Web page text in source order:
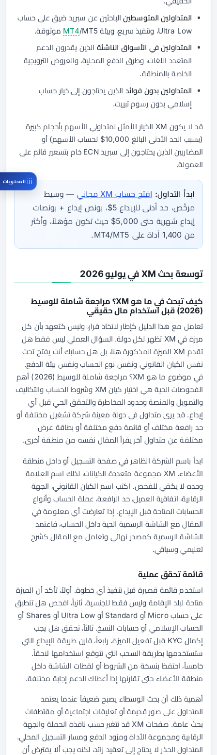
المتداولين المتوسطينالباحثين عن سبريد ضيق على حساب
Ultra Low، وتنفيذ سريع، وبيئة
MT4/MT5 موثوقة.
المتداولين في الأسواق الناشئة الذين يقدرون الدعم
المتعدد اللغات، وطرق الدفع المحلية، والعروض الترويجية
الخاصة بالمنطقة.
المتداولين بدون فوائد الذين يحتاجون إلى خيار حساب
إسلامي بدون رسوم تبييت.
قد لا يكون XM الخيار الأمثل لمتداولي الأسهم بأحجام كبيرة
(بسبب الحد الأدنى البالغ 10,000$ لحساب الأسهم) أو
المضاربين الذين يحتاجون إلى سبريد ECN خام بتسعير قائم على
العمولة.
ابدأ التداول: افتح حساب XM مجاني
— وسيط
مرخّص، حد أدنى للإيداع 5$، بونص إيداع + بونصات
إيداع شهرية حتى 5,000$ حيث تكون مؤهلاً، وأكثر
من 1,400 أداة على MT4/MT5.
توسعة بحث XM في يوليو 2026
كيف تبحث في ما هو XM؟ مراجعة شاملة للوسيط
(2026) قبل استخدام مال حقيقي
تعامل مع هذا الدليل كإطار لاتخاذ قرار، وليس كتعهد بأن كل
ميزة في XM تظهر لكل دولة. السؤال العملي ليس فقط هل
تقدم XM الميزة المذكورة هنا، بل هل حسابك أنت يفتح تحت
نفس الكيان القانوني ونفس نوع الحساب ونفس بيئة الدفع.
في موضوع ما هو XM؟ مراجعة شاملة للوسيط (2026) أهم
الفحوصات الحية هي اختيار كيان XM وشروط الحساب والتكاليف
والتمويل والمنصة وحدود المخاطرة والتحقق الحي قبل أي
إيداع. قد يرى متداول في دولة معينة شركة تشغيل مختلفة أو
حد رافعة مختلف أو قائمة دفع مختلفة أو بطاقة عرض
مختلفة عن متداول آخر يقرأ المقال نفسه من منطقة أخرى.
ابدأ باسم الشركة الظاهر في صفحة التسجيل أو داخل منطقة
الأعضاء. XM مجموعة متعددة الكيانات، لذلك اسم العلامة
وحده لا يكفي للفحص. اكتب اسم الكيان القانوني، الجهة
الرقابية، اتفاقية العميل، حد الرافعة، عملة الحساب وأنواع
الحسابات المتاحة قبل الإيداع. إذا تعارضت أي معلومة في
المقال مع الشاشة الرسمية الحية داخل الحساب، فاعتمد
الشاشة الرسمية كمصدر نهائي وتعامل مع المقال كشرح
تعليمي وسياقي.
قائمة تحقق عملية
استخدم قائمة قصيرة قبل تنفيذ أي خطوة. أولاً، تأكد أن الميزة
متاحة لبلد الإقامة وليس فقط للجنسية. ثانياً، افحص هل تنطبق
على حساب Micro أو Standard أو Ultra Low أو Shares أو
الحساب الإسلامي أو حسابات النسخ. ثالثاً، تحقق هل يجب
إكمال KYC قبل تفعيل الميزة. رابعاً، قارن طريقة الإيداع التي
ستستخدمها بطريقة السحب التي تتوقع استخدامها لاحقاً.
خامساً، احتفظ بنسخة من الشروط أو لقطات الشاشة داخل
منطقة الأعضاء حتى تقارنها إذا أعطاك الدعم إجابة مختلفة.
أهمية ذلك أن بحث الوسطاء يصبح ضعيفاً عندما يعتمد
المتداول على صور قديمة أو تعليقات اجتماعية أو مقتطفات
بحث عامة. صفحات XM قد تتغير حسب نافذة الحملة والجهة
الرقابية ومجموعة الأداة ومزود الدفع ومسار التسجيل المحلي.
المتداول الحذر لا يحتاج إلى تعقيد زائد، لكنه يجب ألا يفترض أن
المحتويات